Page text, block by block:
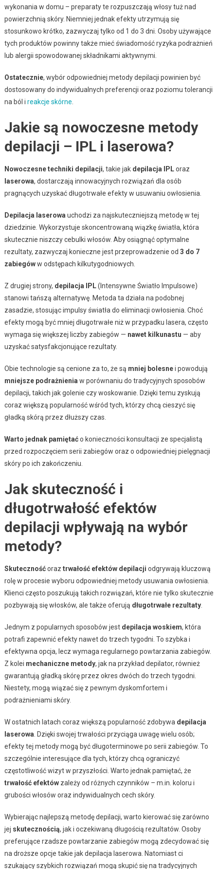
wykonania w domu – preparaty te rozpuszczają włosy tuż nad
powierzchnią skóry. Niemniej jednak efekty utrzymują się
stosunkowo krótko, zazwyczaj tylko od 1 do 3 dni. Osoby używające
tych produktów powinny także mieć świadomość ryzyka podrażnień
lub alergii spowodowanej składnikami aktywnymi.
Ostatecznie, wybór odpowiedniej metody depilacji powinien być
dostosowany do indywidualnych preferencji oraz poziomu tolerancji
na ból i reakcje skórne
Jakie są nowoczesne metody
depilacji – IPL i laserowa?
Nowoczesne techniki depilacji, takie jak depilacja IPLoraz
laserowa, dostarczają innowacyjnych rozwiązań dla osób
pragnących uzyskać długotrwałe efekty w usuwaniu owłosienia.
Depilacja laserowa uchodzi za najskuteczniejszą metodę w tej
dziedzinie. Wykorzystuje skoncentrowaną wiązkę światła, która
skutecznie niszczy cebulki włosów. Aby osiągnąć optymalne
rezultaty, zazwyczaj konieczne jest przeprowadzenie od 3 do 7
zabiegóww odstępach kilkutygodniowych.
Z drugiej strony, depilacja IPL(Intensywne Światło Impulsowe)
stanowi tańszą alternatywę. Metoda ta działa na podobnej
zasadzie, stosując impulsy światła do eliminacji owłosienia. Choć
efekty mogą być mniej długotrwałe niż w przypadku lasera, często
wymaga się większej liczby zabiegów — nawet kilkunastu — aby
uzyskać satysfakcjonujące rezultaty.
Obie technologie są cenione za to, że są mniej bolesnei powodują
mniejsze podrażnienia w porównaniu do tradycyjnych sposobów
depilacji, takich jak golenie czy woskowanie. Dzięki temu zyskują
coraz większą popularność wśród tych, którzy chcą cieszyć się
gładką skórą przez dłuższy czas.
Warto jednak pamiętaćo konieczności konsultacji ze specjalistą
przed rozpoczęciem serii zabiegów oraz o odpowiedniej pielęgnacji
skóry po ich zakończeniu.
Jak skuteczność i
długotrwałość efektów
depilacji wpływają na wybór
metody?
Skutecznośćoraz trwałość efektów depilacji odgrywają kluczową
rolę w procesie wyboru odpowiedniej metody usuwania owłosienia.
Klienci często poszukują takich rozwiązań, które nie tylko skutecznie
pozbywają się włosków, ale także oferują długotrwałe rezultaty.
Jednym z popularnych sposobów jest depilacja woskiem, która
potrafi zapewnić efekty nawet do trzech tygodni. To szybka i
efektywna opcja, lecz wymaga regularnego powtarzania zabiegów.
Z kolei mechaniczne metody, jak na przykład depilator, również
gwarantują gładką skórę przez okres dwóch do trzech tygodni.
Niestety, mogą wiązać się z pewnym dyskomfortem i
podrażnieniami skóry.
W ostatnich latach coraz większą popularność zdobywa depilacja
laserowa . Dzięki swojej trwałości przyciąga uwagę wielu osób;
efekty tej metody mogą być długoterminowe po serii zabiegów. To
szczególnie interesujące dla tych, którzy chcą ograniczyć
częstotliwość wizyt w przyszłości. Warto jednak pamiętać, że
trwałość efektówzależy od różnych czynników – m.in. koloru i
grubości włosów oraz indywidualnych cech skóry.
Wybierając najlepszą metodę depilacji, warto kierować się zarówno
jej skutecznością, jak i oczekiwaną długością rezultatów. Osoby
preferujące rzadsze powtarzanie zabiegów mogą zdecydować się
na droższe opcje takie jak depilacja laserowa. Natomiast ci
szukający szybkich rozwiązań mogą skupić się na tradycyjnych